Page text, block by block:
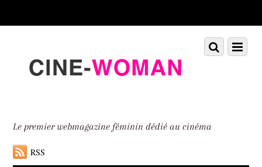
down
Le premier webmagazine féminin dédié au cinéma
RSS
Menu
Scroll
down